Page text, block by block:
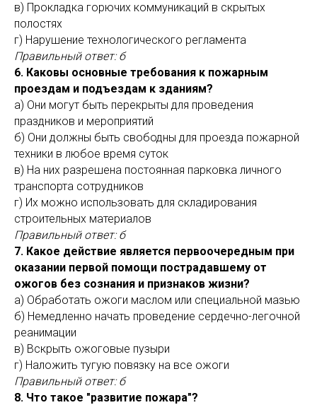
в) Прокладка горючих коммуникаций в скрытых
полостях
г) Нарушение технологического регламента
Правильный ответ: б
6. Каковы основные требования к пожарным
проездам и подъездам к зданиям?
а) Они могут быть перекрыты для проведения
праздников и мероприятий
б) Они должны быть свободны для проезда пожарной
техники в любое время суток
в) На них разрешена постоянная парковка личного
транспорта сотрудников
г) Их можно использовать для складирования
строительных материалов
Правильный ответ: б
7. Какое действие является первоочередным при
оказании первой помощи пострадавшему от
ожогов без сознания и признаков жизни?
а) Обработать ожоги маслом или специальной мазью
б) Немедленно начать проведение сердечно-легочной
реанимации
в) Вскрыть ожоговые пузыри
г) Наложить тугую повязку на все ожоги
Правильный ответ: б
8. Что такое "развитие пожара"?